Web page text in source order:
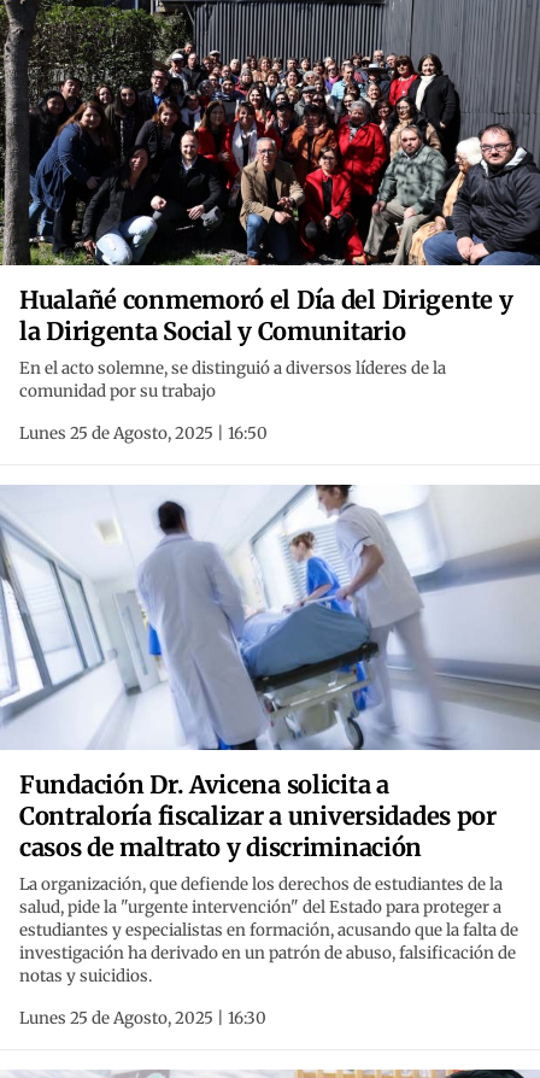
Hualañé conmemoró el Día del Dirigente y
la Dirigenta Social y Comunitario
En el acto solemne, se distinguió a diversos líderes de la
comunidad por su trabajo
Lunes 25 de Agosto, 2025 | 16:50
Fundación Dr. Avicena solicita a
Contraloría fiscalizar a universidades por
casos de maltrato y discriminación
La organización, que defiende los derechos de estudiantes de la
salud, pide la "urgente intervención" del Estado para proteger a
estudiantes y especialistas en formación, acusando que la falta de
investigación ha derivado en un patrón de abuso, falsificación de
notas y suicidios.
Lunes 25 de Agosto, 2025 | 16:30